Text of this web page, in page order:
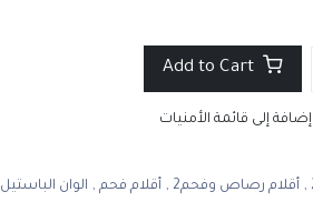
Add to Cart
إضافة إلى قائمة الأمنيات
, أقلام رصاص وفحم2 , أقلام فحم , الوان الباستيل